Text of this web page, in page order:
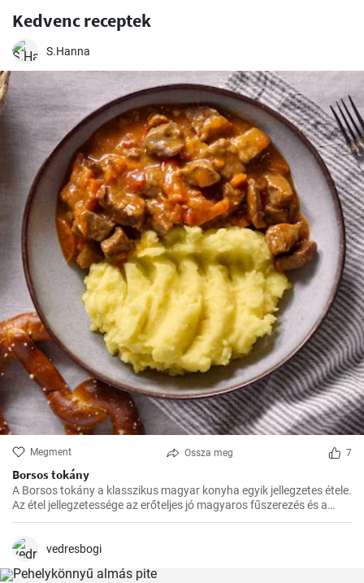
Kedvenc receptek
S.Hanna
Megment Ossza meg 7
Borsos tokány
A Borsos tokány a klasszikus magyar konyha egyik jellegzetes étele.
Az étel jellegzetessége az erőteljes jó magyaros fűszerezés és a
hosszú, lassú főzés, melynek köszönhetően az ízek mindig
belőle.
vedresbogi